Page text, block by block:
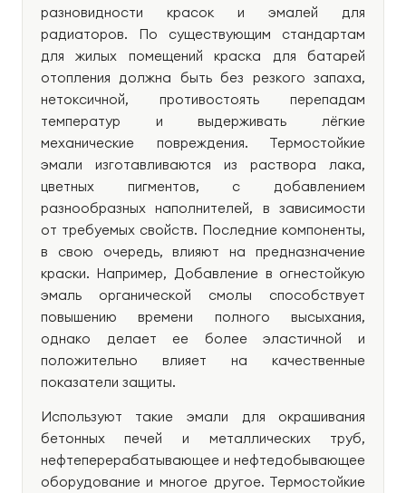
разновидности красок и эмалей для
радиаторов. По существующим стандартам
для жилых помещений краска для батарей
отопления должна быть без резкого запаха,
нетоксичной, противостоять перепадам
температур и выдерживать лёгкие
механические повреждения. Термостойкие
эмали изготавливаются из раствора лака,
цветных пигментов, с добавлением
разнообразных наполнителей, в зависимости
от требуемых свойств. Последние компоненты,
в свою очередь, влияют на предназначение
краски. Например, Добавление в огнестойкую
эмаль органической смолы способствует
повышению времени полного высыхания,
однако делает ее более эластичной и
положительно влияет на качественные
показатели защиты.
Используют такие эмали для окрашивания
бетонных печей и металлических труб,
нефтеперерабатывающее и нефтедобывающее
оборудование и многое другое. Термостойкие